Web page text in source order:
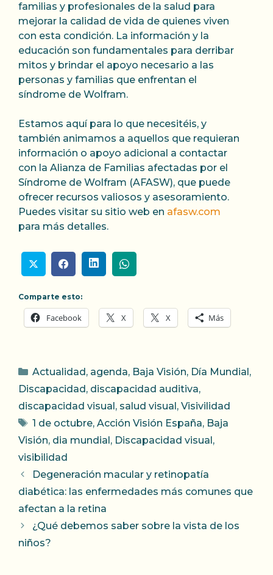
familias y profesionales de la salud para
mejorar la calidad de vida de quienes viven
con esta condición. La información y la
educación son fundamentales para derribar
mitos y brindar el apoyo necesario a las
personas y familias que enfrentan el
síndrome de Wolfram.
Estamos aquí para lo que necesitéis, y
también animamos a aquellos que requieran
información o apoyo adicional a contactar
con la Alianza de Familias afectadas por el
Síndrome de Wolfram (AFASW), que puede
ofrecer recursos valiosos y asesoramiento.
Puedes visitar su sitio web en afasw.com
para más detalles.
Comparte esto:
Facebook X X Más
Categorías
Actualidad, agenda, Baja Visión, Día Mundial,
Discapacidad, discapacidad auditiva,
discapacidad visual, salud visual, Visivilidad
Etiquetas
1 de octubre, Acción Visión España, Baja
Visión, dia mundial, Discapacidad visual,
visibilidad
Degeneración macular y retinopatía
diabética: las enfermedades más comunes que
afectan a la retina
¿Qué debemos saber sobre la vista de los
niños?